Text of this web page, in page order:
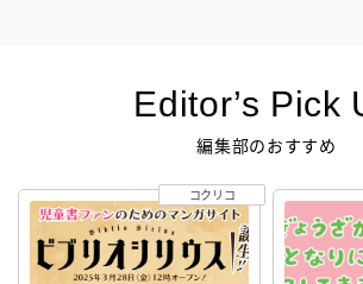
Editor’s Pick
編集部のおすすめ
コクリコ